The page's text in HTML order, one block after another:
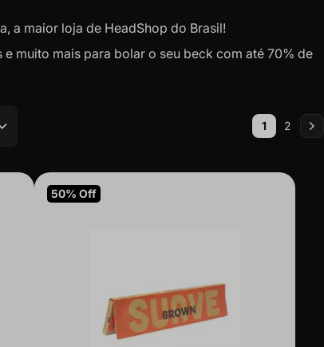
a maior loja de HeadShop do Brasil!
muito mais para bolar o seu beck com até 70% de
Página
Você esta
1 Página
2
50% Off